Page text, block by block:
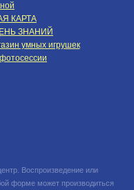
КАРТА
ЗНАНИЙ
умных игрушек
Воспроизведение или
форме может производиться